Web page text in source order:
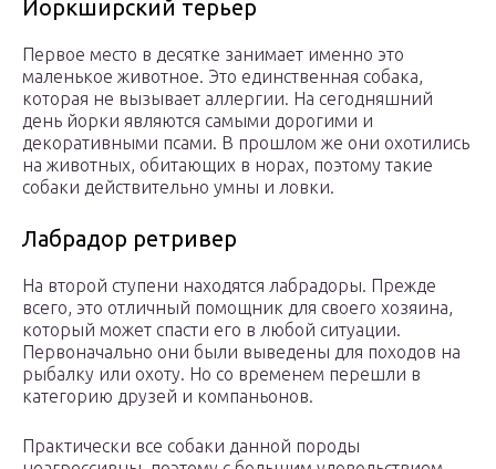
Йоркширский терьер
Первое место в десятке занимает именно это
маленькое животное. Это единственная собака,
которая не вызывает аллергии. На сегодняшний
день йорки являются самыми дорогими и
декоративными псами. В прошлом же они охотились
на животных, обитающих в норах, поэтому такие
собаки действительно умны и ловки.
Лабрадор ретривер
На второй ступени находятся лабрадоры. Прежде
всего, это отличный помощник для своего хозяина,
который может спасти его в любой ситуации.
Первоначально они были выведены для походов на
рыбалку или охоту. Но со временем перешли в
категорию друзей и компаньонов.
Практически все собаки данной породы